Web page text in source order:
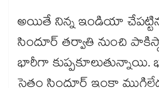
అయితే నిన్న ఇండియా
సిందూర్ తర్వాతి నుంచి
భారీగా కుప్పకూలుతున్నాయి.